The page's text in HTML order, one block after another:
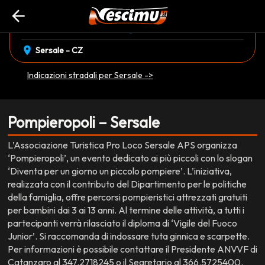
arrow_back
EVENTO CONCLUSO
domenica 05 Ottobre 16:00
location_on Sersale - CZ
Indicazioni stradali per Sersale ->
Pompieropoli – Sersale
L’Associazione Turistica Pro Loco Sersale APS organizza
‘Pompieropoli’, un evento dedicato ai più piccoli con lo slogan
‘Diventa per un giorno un piccolo pompiere’. L’iniziativa,
realizzata con il contributo del Dipartimento per le politiche
della famiglia, offre percorsi pompieristici attrezzati gratuiti
per bambini dai 3 ai 13 anni. Al termine delle attività, a tutti i
partecipanti verrà rilasciato il diploma di ‘Vigile del Fuoco
Junior’. Si raccomanda di indossare tuta ginnica e scarpette.
Per informazioni è possibile contattare il Presidente ANVVF di
Catanzaro al 347.2718245 o il Segretario al 366.5725400.